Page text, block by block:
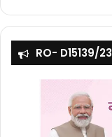
RO- D15139/23